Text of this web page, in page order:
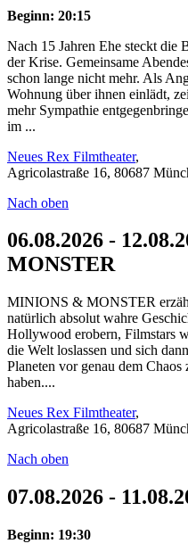
Beginn: 20:15
Nach 15 Jahren Ehe steckt die
der Krise. Gemeinsame
schon lange nicht mehr. Als
Wohnung über ihnen einlädt,
mehr Sympathie
im ...
Neues Rex Filmtheater,
Agricolastraße 16, 80687
Nach oben
06.08.2026 -
MONSTER
MINIONS & MONSTER
natürlich absolut wahre
Hollywood erobern, Filmstars
die Welt loslassen und sich
Planeten vor genau dem Chaos
haben....
Neues Rex Filmtheater,
Agricolastraße 16, 80687
Nach oben
07.08.2026 -
Beginn: 19:30